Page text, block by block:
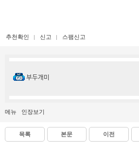
추천확인 신고 스팸신고
부두개미
메뉴 인장보기
목록 본문 이전